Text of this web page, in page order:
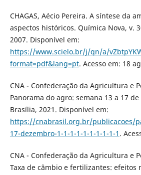
CHAGAS, Aécio Pereira. A síntese da
aspectos históricos. Química Nova, v.
2007. Disponível em:
https://www.scielo.br/j/qn/a/
format=pdf&lang=pt. Acesso em: 18
CNA - Confederação da Agricultura e
Panorama do agro: semana 13 a 17
Brasília, 2021. Disponível em:
https://cnabrasil.org.br/publicacoes/
17-dezembro-1-1-1-1-1-1-1-1-1-1 .
CNA - Confederação da Agricultura e
Taxa de câmbio e fertilizantes: efeitos